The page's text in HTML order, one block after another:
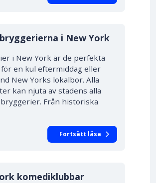
i New York
i New York är de perfekta
en kul eftermiddag eller
New Yorks lokalbor. Alla
kan njuta av stadens alla
Från historiska
Fortsätt läsa
komediklubbar